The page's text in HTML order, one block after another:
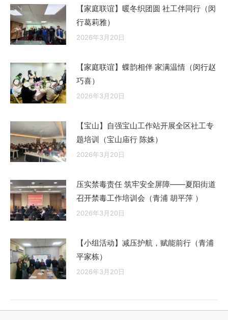
【家庭联谊】暖冬织团圆 社工伴同行（闵
行葛莉雅）
2026年3月20日
【家庭联谊】蝶韵相伴 家满温情（闵行赵
巧喜）
2026年3月20日
【宝山】自强宝山工作站开展全区社工专
题培训（宝山庙行 陈姝）
2026年3月20日
压实禁毒责任 筑牢安全屏障——夏阳街道
召开禁毒工作培训会（青浦 胡平萍 ）
2026年3月20日
【小组活动】减压护航，赋能前行（青浦
平家栋）
2026年3月20日